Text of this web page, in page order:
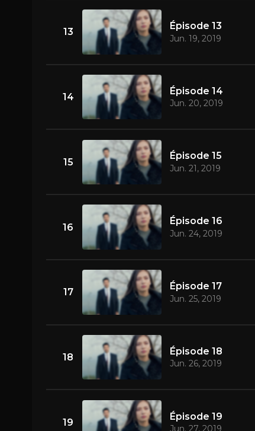
13
Épisode 13
Jun. 19, 2019
14
Épisode 14
Jun. 20, 2019
15
Épisode 15
Jun. 21, 2019
16
Épisode 16
Jun. 24, 2019
17
Épisode 17
Jun. 25, 2019
18
Épisode 18
Jun. 26, 2019
19
Épisode 19
Jun. 27, 2019